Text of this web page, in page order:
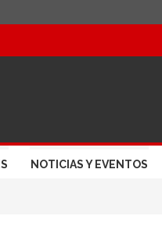
NOTICIAS Y EVENTOS